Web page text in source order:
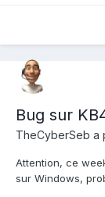
Bug sur
TheCyberSeb a
Attention, ce
sur Windows,